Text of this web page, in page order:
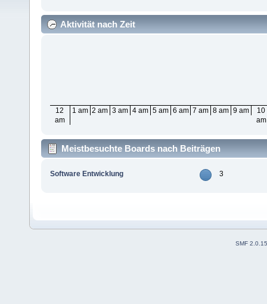
Aktivität nach Zeit
12
am
1 am 2 am 3 am 4 am 5 am 6 am 7 am 8 am 9 am
10
am
Meistbesuchte Boards nach Beiträgen
Software Entwicklung 3
SMF 2.0.15